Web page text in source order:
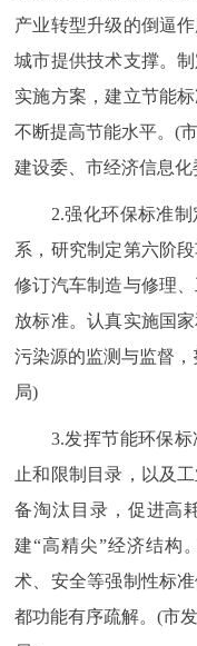
产业转型升级的倒逼
城市提供技术支撑。
实施方案，建立节能
不断提高节能水平。(
建设委、市经济信息
2.强化环保标准制
系，研究制定第六阶
修订汽车制造与修理
放标准。认真实施国
污染源的监测与监督
局)
3.发挥节能环保标
止和限制目录，以及
备淘汰目录，促进高
建“高精尖”经济结构
术、安全等强制性标
都功能有序疏解。(市